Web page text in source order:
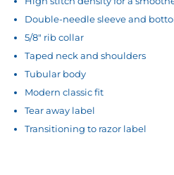
Double-needle sleeve and
5/8″ rib collar
Taped neck and shoulders
Tubular body
Modern classic fit
Tear away label
Transitioning to razor label